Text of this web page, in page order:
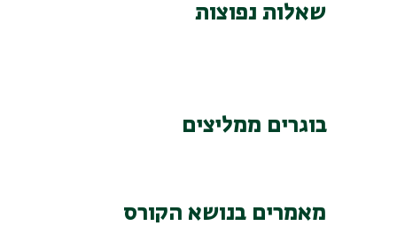
שאלות נפוצות
בוגרים ממליצים
מאמרים בנושא הקורס